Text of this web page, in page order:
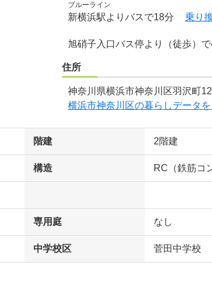
ブルーライン
新横浜駅よりバスで18分 乗り
旭硝子入口バス停より（徒歩）
住所
神奈川県横浜市神奈川区羽沢町
横浜市神奈川区の暮らしデータを
階建 2階建
構造 RC（鉄筋コ
専用庭 なし
中学校区 菅田中学校